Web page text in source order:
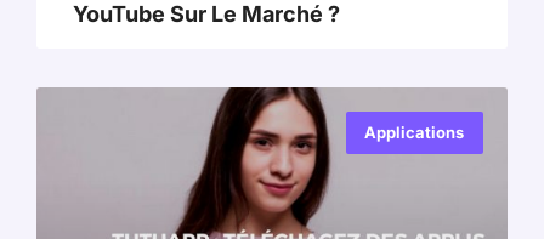
YouTube Sur Le Marché ?
Applications